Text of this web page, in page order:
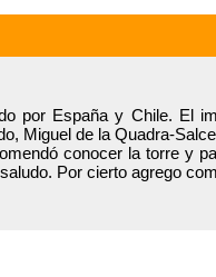
por España y Chile. El
Miguel de la Quadra-
conocer la torre y
Por cierto agrego